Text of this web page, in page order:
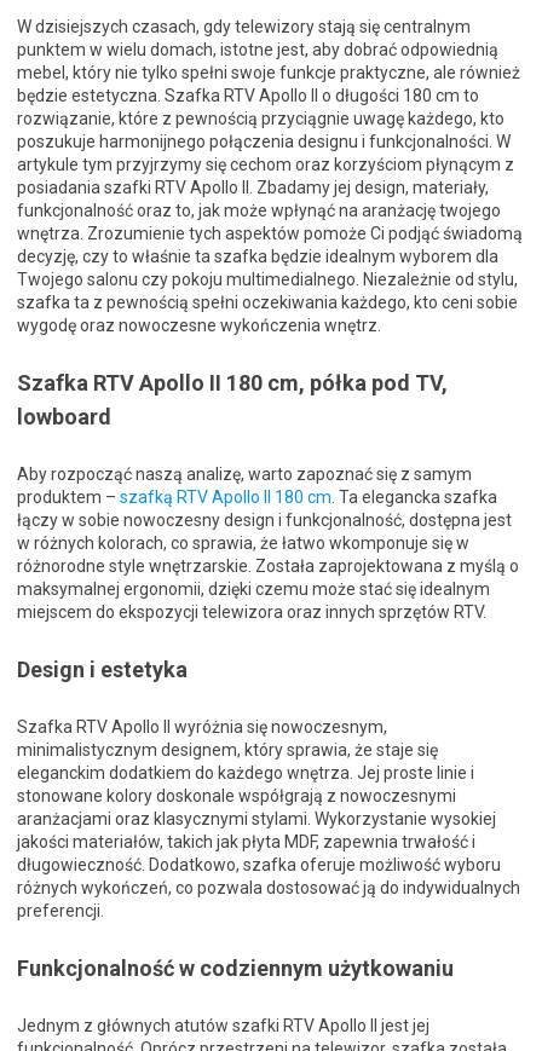
W dzisiejszych czasach, gdy telewizory stają się centralnym
punktem w wielu domach, istotne jest, aby dobrać odpowiednią
mebel, który nie tylko spełni swoje funkcje praktyczne, ale również
będzie estetyczna. Szafka RTV Apollo II o długości 180 cm to
rozwiązanie, które z pewnością przyciągnie uwagę każdego, kto
poszukuje harmonijnego połączenia designu i funkcjonalności. W
artykule tym przyjrzymy się cechom oraz korzyściom płynącym z
posiadania szafki RTV Apollo II. Zbadamy jej design, materiały,
funkcjonalność oraz to, jak może wpłynąć na aranżację twojego
wnętrza. Zrozumienie tych aspektów pomoże Ci podjąć świadomą
decyzję, czy to właśnie ta szafka będzie idealnym wyborem dla
Twojego salonu czy pokoju multimedialnego. Niezależnie od stylu,
szafka ta z pewnością spełni oczekiwania każdego, kto ceni sobie
wygodę oraz nowoczesne wykończenia wnętrz.
Szafka RTV Apollo II 180 cm, półka pod TV,
lowboard
Aby rozpocząć naszą analizę, warto zapoznać się z samym
produktem – szafką RTV Apollo II 180 cm . Ta elegancka szafka
łączy w sobie nowoczesny design i funkcjonalność, dostępna jest
w różnych kolorach, co sprawia, że łatwo wkomponuje się w
różnorodne style wnętrzarskie. Została zaprojektowana z myślą o
maksymalnej ergonomii, dzięki czemu może stać się idealnym
miejscem do ekspozycji telewizora oraz innych sprzętów RTV.
Design i estetyka
Szafka RTV Apollo II wyróżnia się nowoczesnym,
minimalistycznym designem, który sprawia, że staje się
eleganckim dodatkiem do każdego wnętrza. Jej proste linie i
stonowane kolory doskonale współgrają z nowoczesnymi
aranżacjami oraz klasycznymi stylami. Wykorzystanie wysokiej
jakości materiałów, takich jak płyta MDF, zapewnia trwałość i
długowieczność. Dodatkowo, szafka oferuje możliwość wyboru
różnych wykończeń, co pozwala dostosować ją do indywidualnych
preferencji.
Funkcjonalność w codziennym użytkowaniu
Jednym z głównych atutów szafki RTV Apollo II jest jej